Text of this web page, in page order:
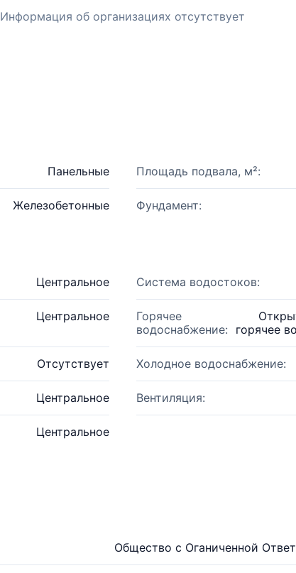
Информация об организациях отсутствует
Панельные Площадь подвала, м²:
Железобетонные Фундамент:
Центральное Система водостоков:
Центральное
Горячее
водоснабжение:
горячее
Отсутствует Холодное водоснабжение:
Центральное Вентиляция:
Центральное
Общество с Оганиченной